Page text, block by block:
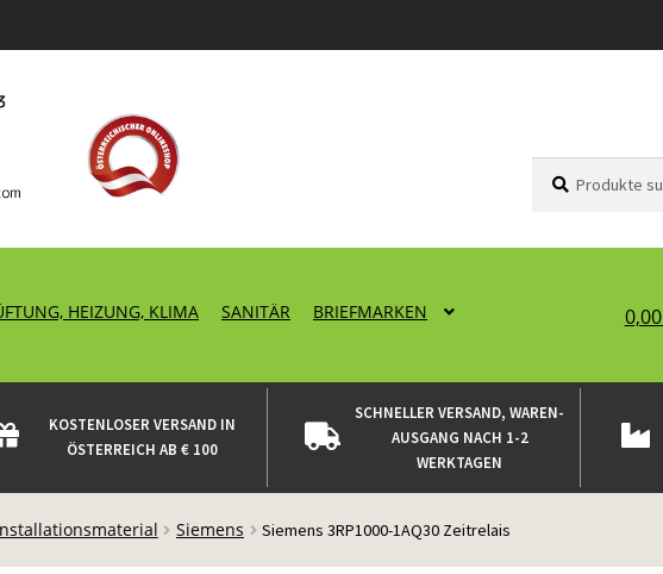
nach:
HEIZUNG, KLIMA SANITÄR BRIEFMARKEN 0,00
KOSTENLOSER VERSAND IN
ÖSTERREICH AB € 100
SCHNELLER VERSAND, WAREN-
AUSGANG NACH 1-2
WERKTAGEN
Siemens Siemens 3RP1000-1AQ30 Zeitrelais